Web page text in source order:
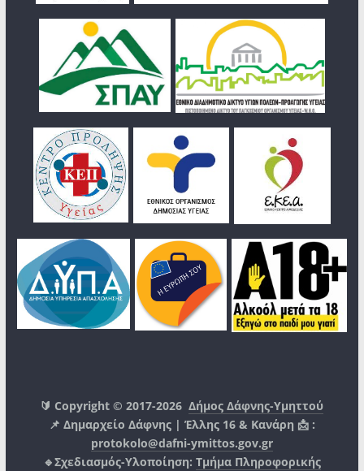
🔰 Copyright © 2017-2026Δήμος Δάφνης-Υμηττού
📌 Δημαρχείο Δάφνης | Έλλης 16 & Κανάρη 📩 :
protokolo@dafni-ymittos.gov.gr
🔹Σχεδιασμός-Υλοποίηση: Τμήμα Πληροφορικής